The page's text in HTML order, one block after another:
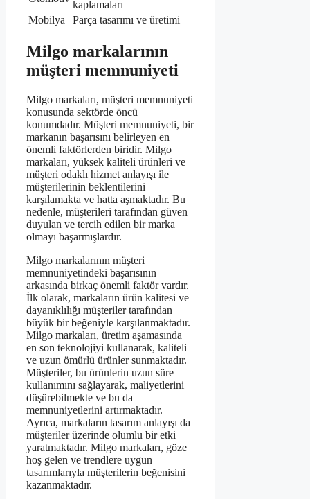
kaplamaları
Mobilya
Parça tasarımı ve üretimi
Milgo markalarının
müşteri memnuniyeti
Milgo markaları, müşteri memnuniyeti
konusunda sektörde öncü
konumdadır. Müşteri memnuniyeti, bir
markanın başarısını belirleyen en
önemli faktörlerden biridir. Milgo
markaları, yüksek kaliteli ürünleri ve
müşteri odaklı hizmet anlayışı ile
müşterilerinin beklentilerini
karşılamakta ve hatta aşmaktadır. Bu
nedenle, müşterileri tarafından güven
duyulan ve tercih edilen bir marka
olmayı başarmışlardır.
Milgo markalarının müşteri
memnuniyetindeki başarısının
arkasında birkaç önemli faktör vardır.
İlk olarak, markaların ürün kalitesi ve
dayanıklılığı müşteriler tarafından
büyük bir beğeniyle karşılanmaktadır.
Milgo markaları, üretim aşamasında
en son teknolojiyi kullanarak, kaliteli
ve uzun ömürlü ürünler sunmaktadır.
Müşteriler, bu ürünlerin uzun süre
kullanımını sağlayarak, maliyetlerini
düşürebilmekte ve bu da
memnuniyetlerini artırmaktadır.
Ayrıca, markaların tasarım anlayışı da
müşteriler üzerinde olumlu bir etki
yaratmaktadır. Milgo markaları, göze
hoş gelen ve trendlere uygun
tasarımlarıyla müşterilerin beğenisini
kazanmaktadır.